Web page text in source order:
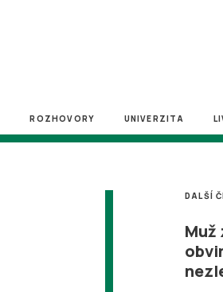
ROZHOVORY UNIVERZITA
DALŠÍ
Muž